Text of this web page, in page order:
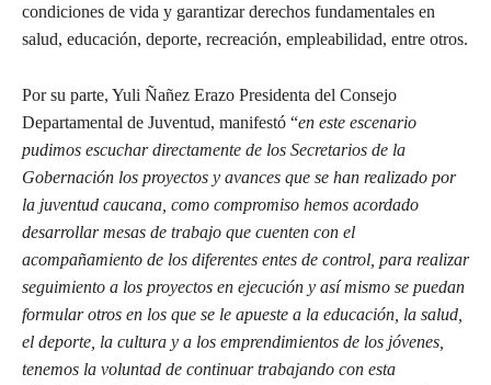
condiciones de vida y garantizar derechos fundamentales en
salud, educación, deporte, recreación, empleabilidad, entre otros.
Por su parte, Yuli Ñañez Erazo Presidenta del Consejo
Departamental de Juventud, manifestó “en este escenario
pudimos escuchar directamente de los Secretarios de la
Gobernación los proyectos y avances que se han realizado por
la juventud caucana, como compromiso hemos acordado
desarrollar mesas de trabajo que cuenten con el
acompañamiento de los diferentes entes de control, para realizar
seguimiento a los proyectos en ejecución y así mismo se puedan
formular otros en los que se le apueste a la educación, la salud,
el deporte, la cultura y a los emprendimientos de los jóvenes,
tenemos la voluntad de continuar trabajando con esta